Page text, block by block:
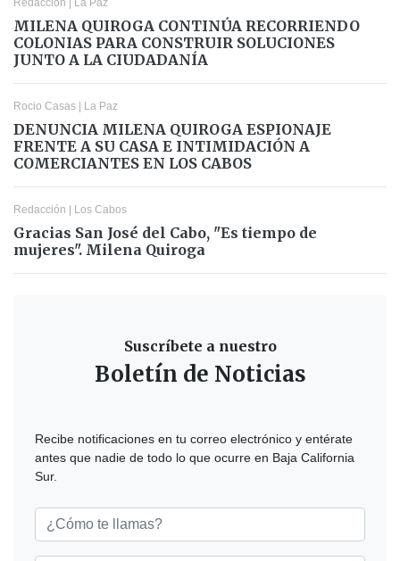
MILENA QUIROGA CONTINÚA RECORRIENDO
COLONIAS PARA CONSTRUIR SOLUCIONES
JUNTO A LA CIUDADANÍA
Rocio Casas | La Paz
DENUNCIA MILENA QUIROGA ESPIONAJE
FRENTE A SU CASA E INTIMIDACIÓN A
COMERCIANTES EN LOS CABOS
Redacción | Los Cabos
Gracias San José del Cabo, "Es tiempo de
mujeres". Milena Quiroga
Suscríbete a nuestro
Boletín de Noticias
Recibe notificaciones en tu correo electrónico y entérate
antes que nadie de todo lo que ocurre en Baja California
Sur.